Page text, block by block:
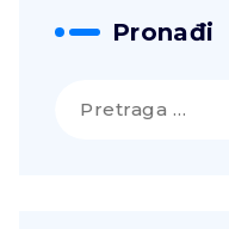
Pronađi